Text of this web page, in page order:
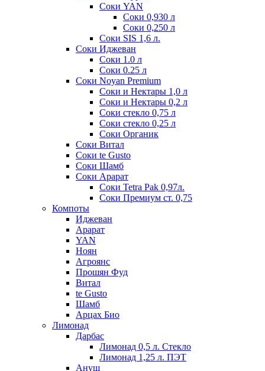
Соки YAN
Соки 0,930 л
Соки 0,250 л
Соки SIS 1,6 л.
Соки Иджеван
Соки 1.0 л
Соки 0.25 л
Соки Noyan Premium
Соки и Нектары 1,0 л
Соки и Нектары 0,2 л
Соки стекло 0,75 л
Соки стекло 0,25 л
Соки Органик
Соки Витал
Соки te Gusto
Соки Шамб
Соки Арарат
Соки Tetra Pak 0,97л.
Соки Премиум ст. 0,75
Компоты
Иджеван
Арарат
YAN
Ноян
Агроянс
Прошян Фуд
Витал
te Gusto
Шамб
Арцах Био
Лимонад
Дарбас
Лимонад 0,5 л. Стекло
Лимонад 1,25 л. ПЭТ
Ануш